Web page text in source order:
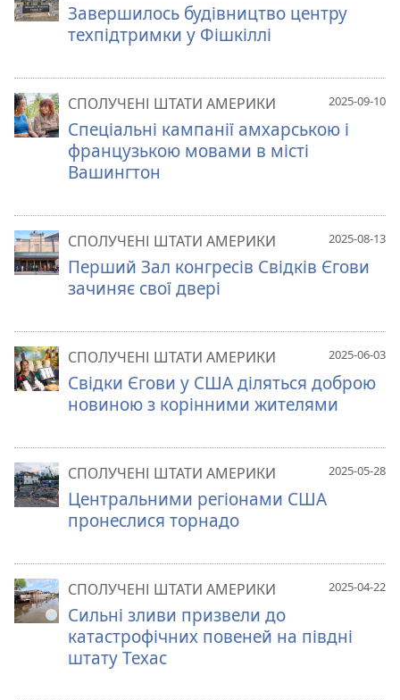
Завершилось будівництво центру
техпідтримки у Фішкіллі
2025-09-10
СПОЛУЧЕНІ ШТАТИ АМЕРИКИ
Спеціальні кампанії амхарською і
французькою мовами в місті
Вашингтон
2025-08-13
СПОЛУЧЕНІ ШТАТИ АМЕРИКИ
Перший Зал конгресів Свідків Єгови
зачиняє свої двері
2025-06-03
СПОЛУЧЕНІ ШТАТИ АМЕРИКИ
Свідки Єгови у США діляться доброю
новиною з корінними жителями
2025-05-28
СПОЛУЧЕНІ ШТАТИ АМЕРИКИ
Центральними регіонами США
пронеслися торнадо
2025-04-22
СПОЛУЧЕНІ ШТАТИ АМЕРИКИ
Сильні зливи призвели до
катастрофічних повеней на півдні
штату Техас